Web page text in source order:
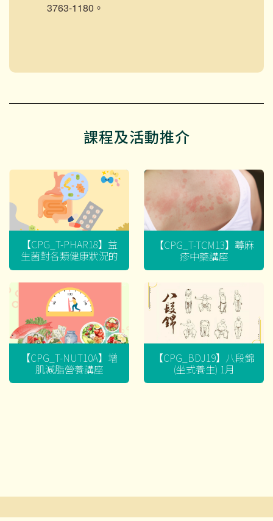
3763-1180。
課程及活動推介
【CPG_T-PHAR18】益
生菌對各類健康狀況的
迷思
【CPG_T-TCM13】蕁麻
疹中藥講座
【CPG_T-NUT10A】增
肌減脂營養講座
【CPG_BDJ19】八段錦
(坐式養生) 1月